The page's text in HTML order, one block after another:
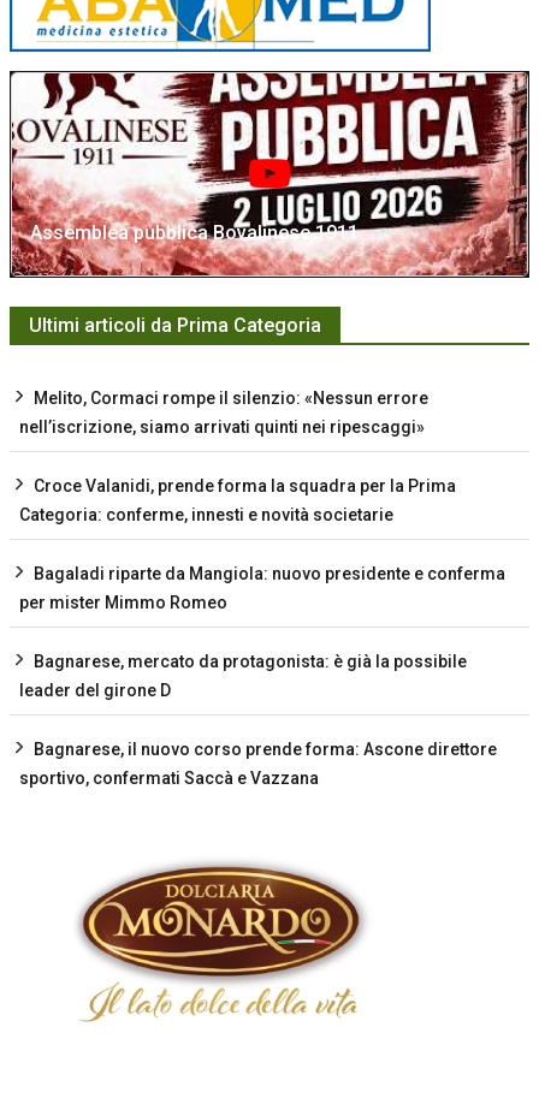
Assemblea pubblica Bovalinese 1911
Ultimi articoli da Prima Categoria
Melito, Cormaci rompe il silenzio: «Nessun errore
nell’iscrizione, siamo arrivati quinti nei ripescaggi»
Croce Valanidi, prende forma la squadra per la Prima
Categoria: conferme, innesti e novità societarie
Bagaladi riparte da Mangiola: nuovo presidente e conferma
per mister Mimmo Romeo
Bagnarese, mercato da protagonista: è già la possibile
leader del girone D
Bagnarese, il nuovo corso prende forma: Ascone direttore
sportivo, confermati Saccà e Vazzana